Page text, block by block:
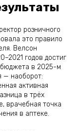
розничного
это правило
Велсон
годов достиг
бюджета в 2025-м
— наоборот:
активная
в трёх
врачебная точка
в аптеке.